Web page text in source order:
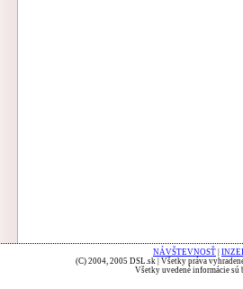
NÁVŠTEVNOSŤ
(C) 2004, 2005 DSL.sk | Všetky práva
Všetky uvedené informácie sú